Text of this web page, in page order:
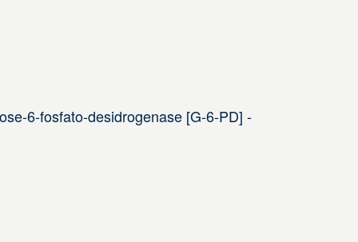
6-fosfato-desidrogenase [G-6-PD] -